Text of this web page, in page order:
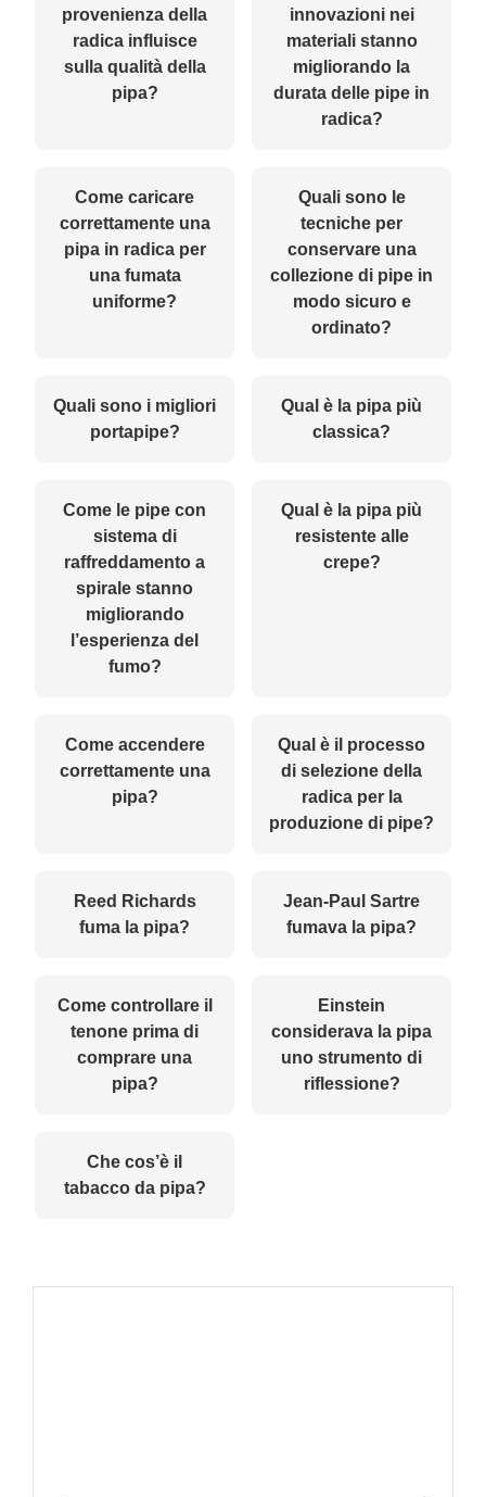
provenienza della
radica influisce
sulla qualità della
pipa?
innovazioni nei
materiali stanno
migliorando la
durata delle pipe in
radica?
Come caricare
correttamente una
pipa in radica per
una fumata
uniforme?
Quali sono le
tecniche per
conservare una
collezione di pipe in
modo sicuro e
ordinato?
Quali sono i migliori
portapipe?
Qual è la pipa più
classica?
Come le pipe con
sistema di
raffreddamento a
spirale stanno
migliorando
l’esperienza del
fumo?
Qual è la pipa più
resistente alle
crepe?
Come accendere
correttamente una
pipa?
Qual è il processo
di selezione della
radica per la
produzione di pipe?
Reed Richards
fuma la pipa?
Jean-Paul Sartre
fumava la pipa?
Come controllare il
tenone prima di
comprare una
pipa?
Einstein
considerava la pipa
uno strumento di
riflessione?
Che cos’è il
tabacco da pipa?